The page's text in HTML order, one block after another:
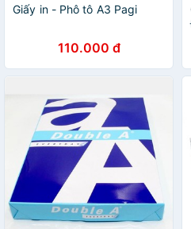
Giấy in - Phô tô A3 Pagi
110.000 đ